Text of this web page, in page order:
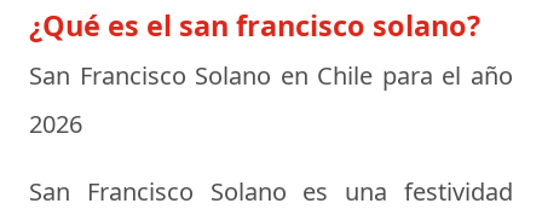
¿Qué es el san francisco solano?
San Francisco Solano en Chile para el año
2026
San Francisco Solano es una festividad